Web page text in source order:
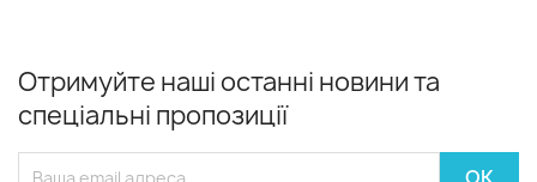
Отримуйте наші останні новини та
спеціальні пропозиції